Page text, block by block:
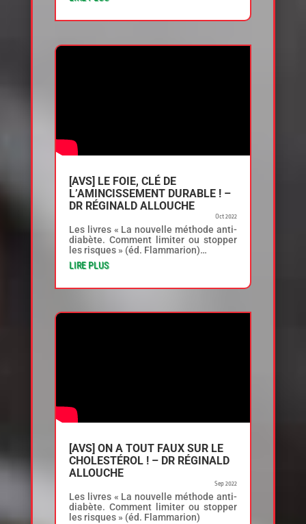
[AVS] LE FOIE, CLÉ DE
L’AMINCISSEMENT DURABLE ! –
DR RÉGINALD ALLOUCHE
Oct 2022
Les livres « La nouvelle méthode anti-
diabète. Comment limiter ou stopper
les risques » (éd. Flammarion)…
LIRE PLUS
[AVS] ON A TOUT FAUX SUR LE
CHOLESTÉROL ! – DR RÉGINALD
ALLOUCHE
Sep 2022
Les livres « La nouvelle méthode anti-
diabète. Comment limiter ou stopper
les risques » (éd. Flammarion)